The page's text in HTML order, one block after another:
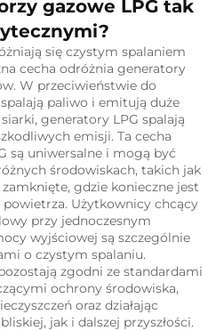
gazowe LPG tak
się czystym spalaniem
cecha odróżnia generatory
W przeciwieństwie do
paliwo i emitują duże
generatory LPG spalają
emisji. Ta cecha
są uniwersalne i mogą być
środowiskach, takich jak
gdzie konieczne jest
Użytkownicy chcący
przy jednoczesnym
wyjściowej są szczególnie
o czystym spalaniu.
zgodni ze standardami
ochrony środowiska,
oraz działając
jak i dalszej przyszłości.